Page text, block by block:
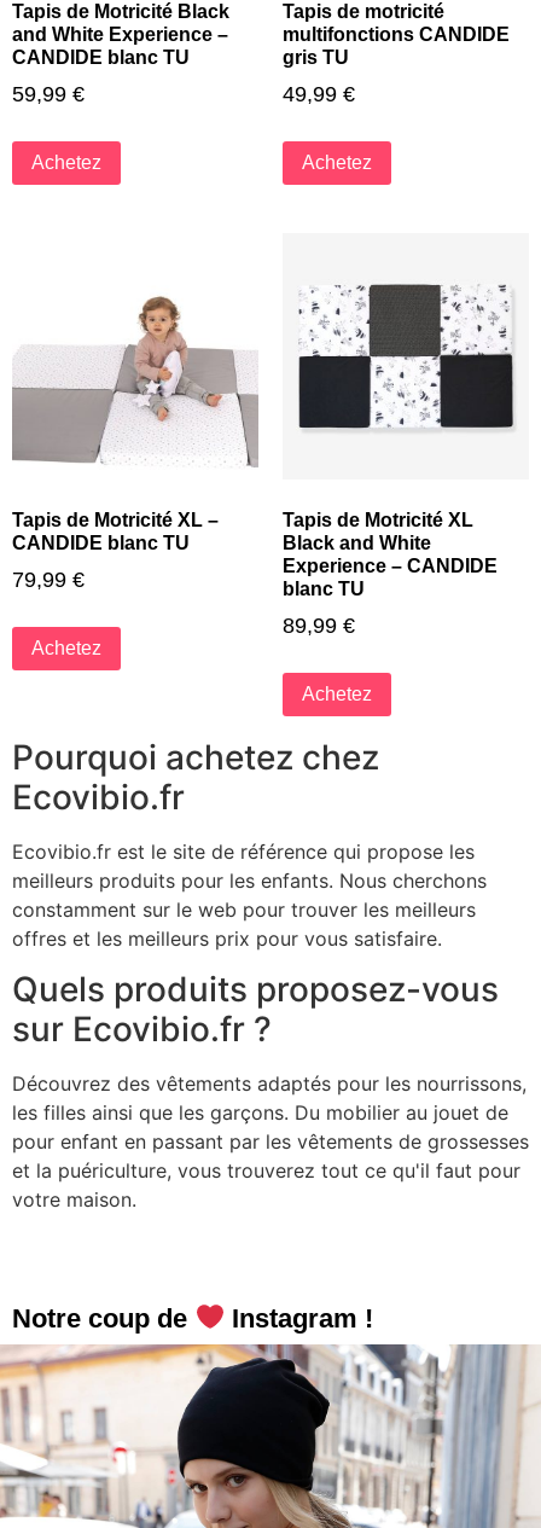
Tapis de Motricité Black
and White Experience –
CANDIDE blanc TU
59,99 €
Achetez
Tapis de motricité
multifonctions CANDIDE
gris TU
49,99 €
Achetez
Tapis de Motricité XL –
CANDIDE blanc TU
79,99 €
Achetez
Tapis de Motricité XL
Black and White
Experience – CANDIDE
blanc TU
89,99 €
Achetez
Pourquoi achetez chez
Ecovibio.fr
Ecovibio.fr est le site de référence qui propose les
meilleurs produits pour les enfants. Nous cherchons
constamment sur le web pour trouver les meilleurs
offres et les meilleurs prix pour vous satisfaire.
Quels produits proposez-vous
sur Ecovibio.fr ?
Découvrez des vêtements adaptés pour les nourrissons,
les filles ainsi que les garçons. Du mobilier au jouet de
pour enfant en passant par les vêtements de grossesses
et la puériculture, vous trouverez tout ce qu'il faut pour
votre maison.
Notre coup de Instagram !